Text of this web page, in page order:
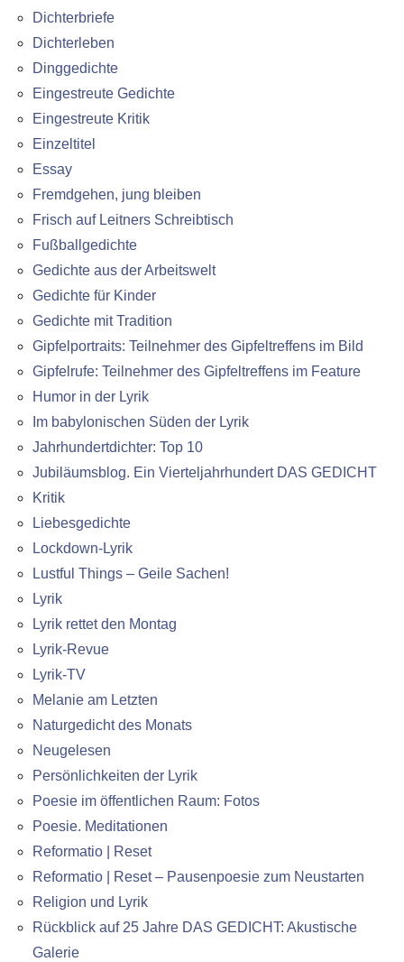
Dichterbriefe
Dichterleben
Dinggedichte
Eingestreute Gedichte
Eingestreute Kritik
Einzeltitel
Essay
Fremdgehen, jung bleiben
Frisch auf Leitners Schreibtisch
Fußballgedichte
Gedichte aus der Arbeitswelt
Gedichte für Kinder
Gedichte mit Tradition
Gipfelportraits: Teilnehmer des Gipfeltreffens im Bild
Gipfelrufe: Teilnehmer des Gipfeltreffens im Feature
Humor in der Lyrik
Im babylonischen Süden der Lyrik
Jahrhundertdichter: Top 10
Jubiläumsblog. Ein Vierteljahrhundert DAS GEDICHT
Kritik
Liebesgedichte
Lockdown-Lyrik
Lustful Things – Geile Sachen!
Lyrik
Lyrik rettet den Montag
Lyrik-Revue
Lyrik-TV
Melanie am Letzten
Naturgedicht des Monats
Neugelesen
Persönlichkeiten der Lyrik
Poesie im öffentlichen Raum: Fotos
Poesie. Meditationen
Reformatio | Reset
Reformatio | Reset – Pausenpoesie zum Neustarten
Religion und Lyrik
Rückblick auf 25 Jahre DAS GEDICHT: Akustische
Galerie